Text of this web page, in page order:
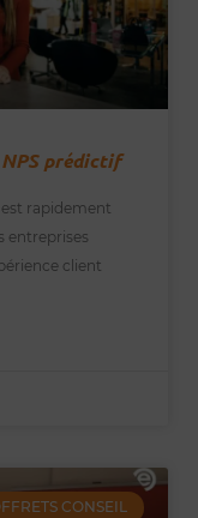
prédictif
rapidement
entreprises
client
CONSEIL